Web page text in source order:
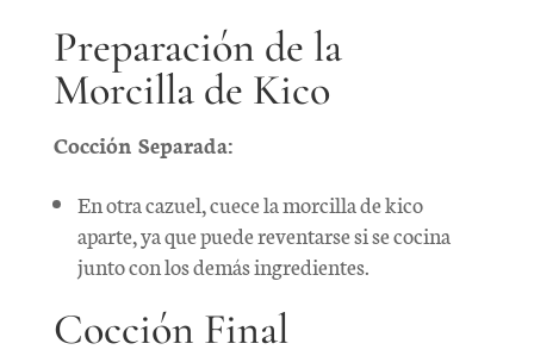
Preparación de la
Morcilla de Kico
Cocción Separada:
En otra cazuel, cuece la morcilla de kico
aparte, ya que puede reventarse si se cocina
junto con los demás ingredientes.
Cocción Final